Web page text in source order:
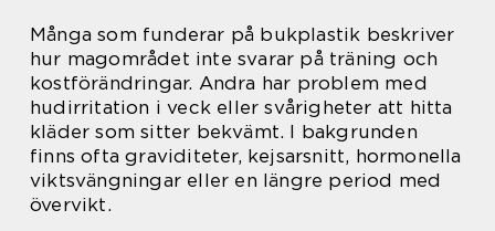
Många som funderar på bukplastik beskriver
hur magområdet inte svarar på träning och
kostförändringar. Andra har problem med
hudirritation i veck eller svårigheter att hitta
kläder som sitter bekvämt. I bakgrunden
finns ofta graviditeter, kejsarsnitt, hormonella
viktsvängningar eller en längre period med
övervikt.